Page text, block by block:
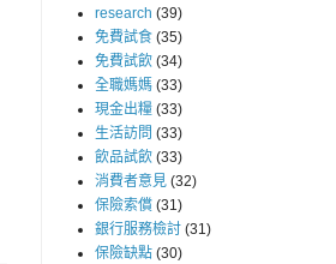
research (39)
免費試食 (35)
免費試飲 (34)
全職媽媽 (33)
現金出糧 (33)
生活訪問 (33)
飲品試飲 (33)
消費者意見 (32)
保險索償 (31)
銀行服務檢討 (31)
保險缺點 (30)